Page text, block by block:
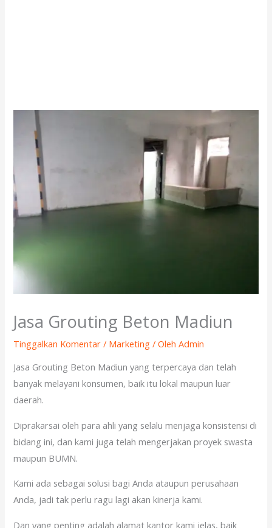
Jasa Grouting Beton Madiun
Tinggalkan Komentar / Marketing / OlehAdmin
Jasa Grouting Beton Madiun yang terpercaya dan telah
banyak melayani konsumen, baik itu lokal maupun luar
daerah.
Diprakarsai oleh para ahli yang selalu menjaga konsistensi di
bidang ini, dan kami juga telah mengerjakan proyek swasta
maupun BUMN.
Kami ada sebagai solusi bagi Anda ataupun perusahaan
Anda, jadi tak perlu ragu lagi akan kinerja kami.
Dan yang penting adalah alamat kantor kami jelas, baik